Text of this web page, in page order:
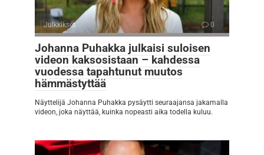
Julkkikset 0
Johanna Puhakka julkaisi suloisen
videon kaksosistaan – kahdessa
vuodessa tapahtunut muutos
hämmästyttää
Näyttelijä Johanna Puhakka pysäytti seuraajansa jakamalla
videon, joka näyttää, kuinka nopeasti aika todella kuluu.